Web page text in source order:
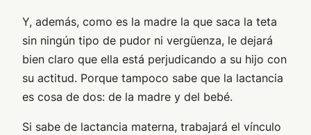
Y, además, como es la madre la que saca la teta
sin ningún tipo de pudor ni vergüenza, le dejará
bien claro que ella está perjudicando a su hijo con
su actitud. Porque tampoco sabe que la lactancia
es cosa de dos: de la madre y del bebé.
Si sabe de lactancia materna, trabajará el vínculo